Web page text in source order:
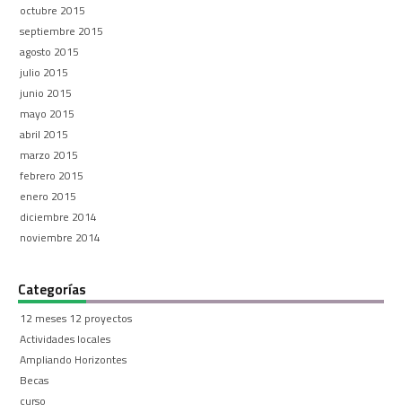
octubre 2015
septiembre 2015
agosto 2015
julio 2015
junio 2015
mayo 2015
abril 2015
marzo 2015
febrero 2015
enero 2015
diciembre 2014
noviembre 2014
Categorías
12 meses 12 proyectos
Actividades locales
Ampliando Horizontes
Becas
curso